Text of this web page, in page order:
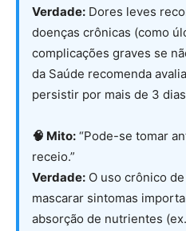
Verdade: Dores leves
doenças crônicas (como
complicações graves se
da Saúde recomenda
persistir por mais de 3
🧠 Mito: “Pode-se tomar
receio.”
Verdade: O uso crônico
mascarar sintomas
absorção de nutrientes